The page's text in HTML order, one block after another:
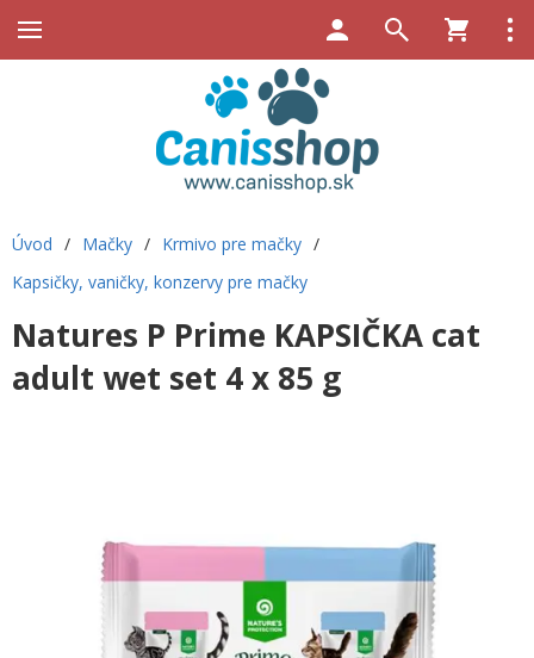
Úvod / Mačky / Krmivo pre mačky /
Kapsičky, vaničky, konzervy pre mačky
Natures P Prime KAPSIČKA cat
adult wet set 4 x 85 g